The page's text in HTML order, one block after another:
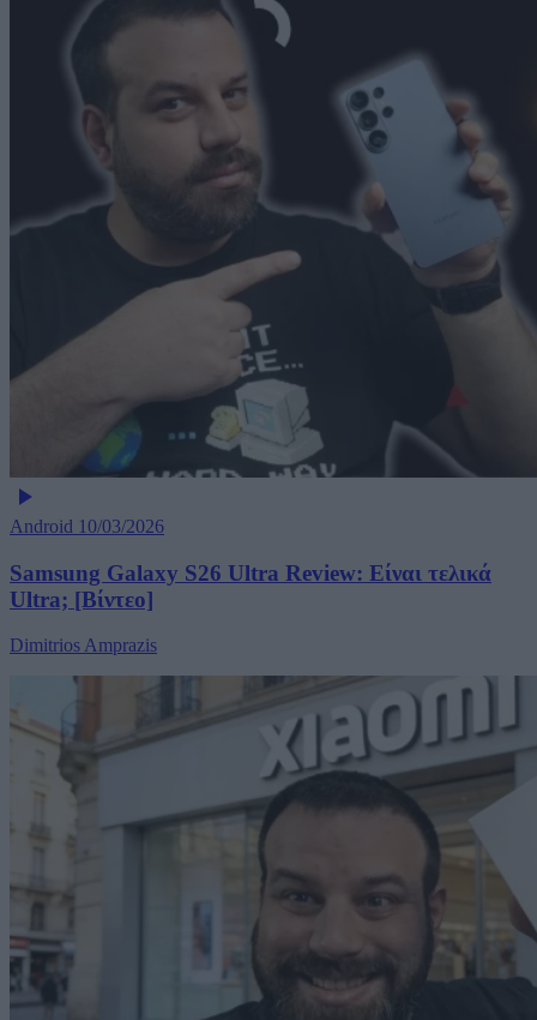
Android 10/03/2026
Samsung Galaxy S26 Ultra Review: Είναι τελικά
Ultra; [Βίντεο]
Dimitrios Amprazis